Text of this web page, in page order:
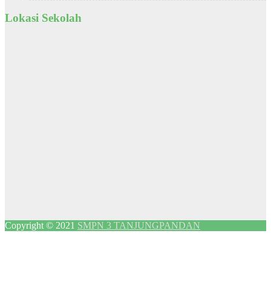
Lokasi Sekolah
Copyright © 2021 SMPN 3 TANJUNGPANDAN